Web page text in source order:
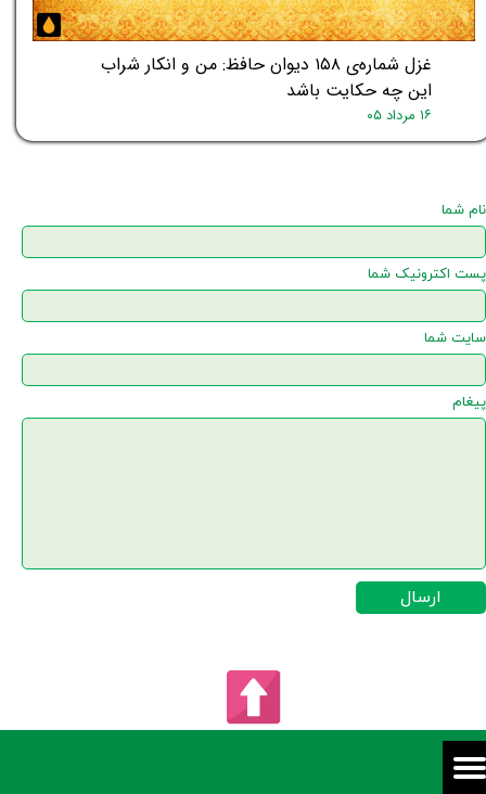
غزل شماره‌ی ۱۵۸ دیوان حافظ: من و انکار شراب
این چه حکایت باشد
۱۶ مرداد ۰۵
نام شما
پست اکترونیک شما
سایت شما
پیغام
ارسال